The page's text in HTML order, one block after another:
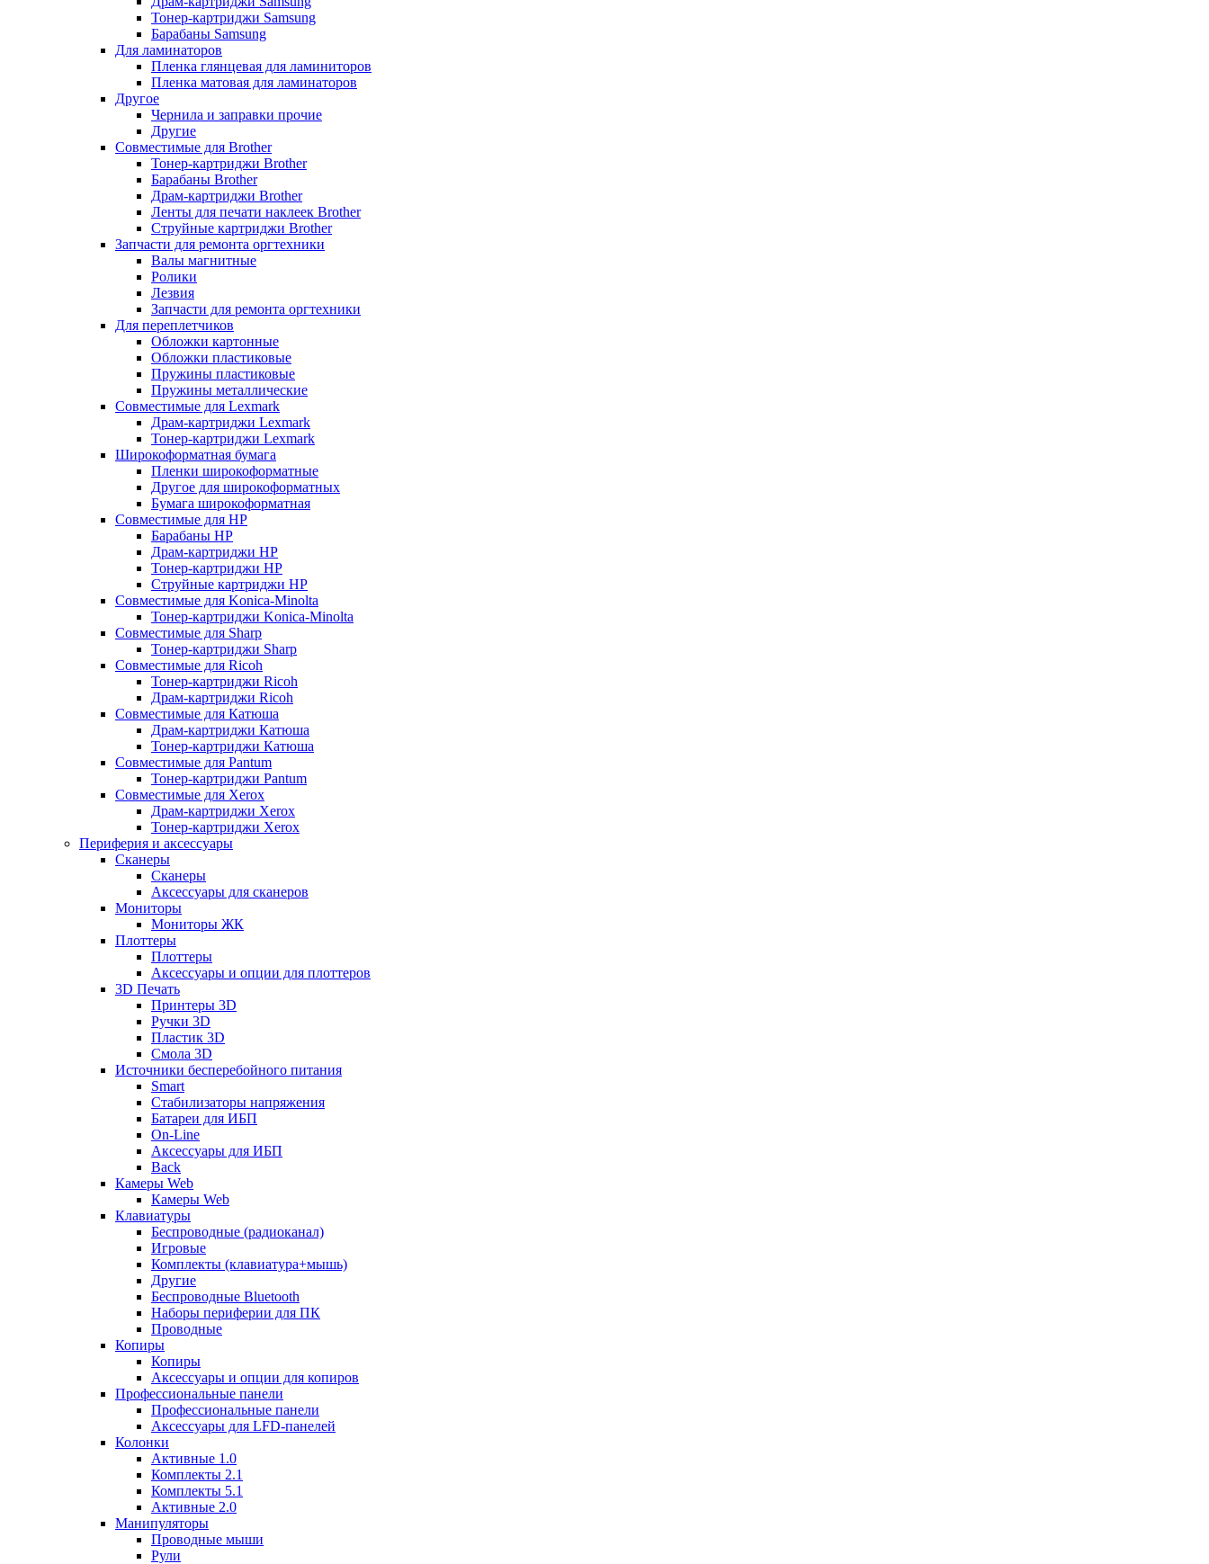
Тонер-картриджи Samsung
Барабаны Samsung
Для ламинаторов
Пленка глянцевая для ламиниторов
Пленка матовая для ламинаторов
Другое
Чернила и заправки прочие
Другие
Совместимые для Brother
Тонер-картриджи Brother
Барабаны Brother
Драм-картриджи Brother
Ленты для печати наклеек Brother
Струйные картриджи Brother
Запчасти для ремонта оргтехники
Валы магнитные
Ролики
Лезвия
Запчасти для ремонта оргтехники
Для переплетчиков
Обложки картонные
Обложки пластиковые
Пружины пластиковые
Пружины металлические
Совместимые для Lexmark
Драм-картриджи Lexmark
Тонер-картриджи Lexmark
Широкоформатная бумага
Пленки широкоформатные
Другое для широкоформатных
Бумага широкоформатная
Совместимые для HP
Барабаны HP
Драм-картриджи HP
Тонер-картриджи HP
Струйные картриджи HP
Совместимые для Konica-Minolta
Тонер-картриджи Konica-Minolta
Совместимые для Sharp
Тонер-картриджи Sharp
Совместимые для Ricoh
Тонер-картриджи Ricoh
Драм-картриджи Ricoh
Совместимые для Катюша
Драм-картриджи Катюша
Тонер-картриджи Катюша
Совместимые для Pantum
Тонер-картриджи Pantum
Совместимые для Xerox
Драм-картриджи Xerox
Тонер-картриджи Xerox
Периферия и аксессуары
Сканеры
Сканеры
Аксессуары для сканеров
Мониторы
Мониторы ЖК
Плоттеры
Плоттеры
Аксессуары и опции для плоттеров
3D Печать
Принтеры 3D
Ручки 3D
Пластик 3D
Смола 3D
Источники бесперебойного питания
Smart
Стабилизаторы напряжения
Батареи для ИБП
On-Line
Аксессуары для ИБП
Back
Камеры Web
Камеры Web
Клавиатуры
Беспроводные (радиоканал)
Игровые
Комплекты (клавиатура+мышь)
Другие
Беспроводные Bluetooth
Наборы периферии для ПК
Проводные
Копиры
Копиры
Аксессуары и опции для копиров
Профессиональные панели
Профессиональные панели
Аксессуары для LFD-панелей
Колонки
Активные 1.0
Комплекты 2.1
Комплекты 5.1
Активные 2.0
Манипуляторы
Проводные мыши
Рули